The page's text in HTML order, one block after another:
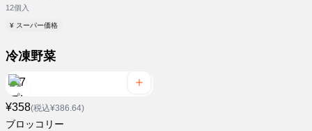
12個入
¥ スーパー価格
冷凍野菜
¥358(税込¥386.64)
ブロッコリー